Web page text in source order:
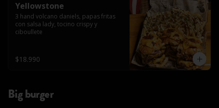
Yellowstone
3 hand volcano daniels, papas fritas
con salsa lady, tocino crispy y
ciboullete
$18.990
Big burger